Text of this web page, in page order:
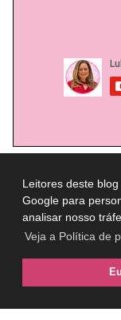
Leitores deste
Google para
analisar nosso
Veja a Política de
Ganhe desconto